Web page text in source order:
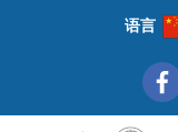
语言